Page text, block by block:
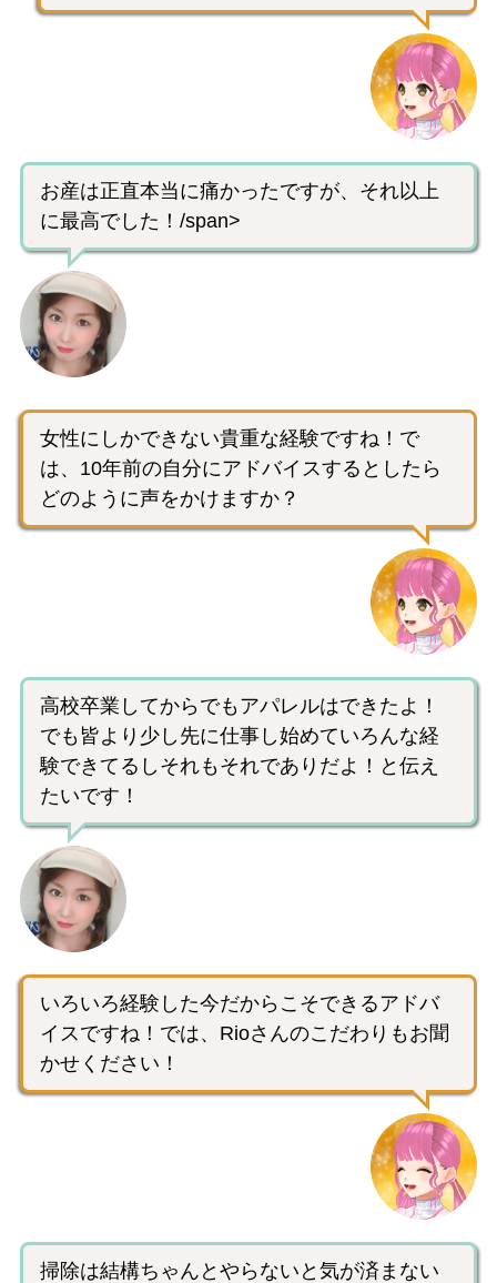
お産は正直本当に痛かったですが、それ以上
に最高でした！/span>
女性にしかできない貴重な経験ですね！で
は、10年前の自分にアドバイスするとしたら
どのように声をかけますか？
高校卒業してからでもアパレルはできたよ！
でも皆より少し先に仕事し始めていろんな経
験できてるしそれもそれでありだよ！と伝え
たいです！
いろいろ経験した今だからこそできるアドバ
イスですね！では、Rioさんのこだわりもお聞
かせください！
掃除は結構ちゃんとやらないと気が済まない